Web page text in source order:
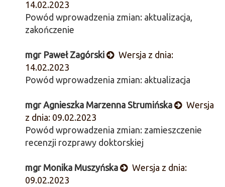
14.02.2023
Powód wprowadzenia zmian: aktualizacja,
zakończenie
mgr Paweł Zagórski
Wersja z dnia:
14.02.2023
Powód wprowadzenia zmian: aktualizacja
mgr Agnieszka Marzenna Strumińska
Wersja
z dnia: 09.02.2023
Powód wprowadzenia zmian: zamieszczenie
recenzji rozprawy doktorskiej
mgr Monika Muszyńska
Wersja z dnia:
09.02.2023